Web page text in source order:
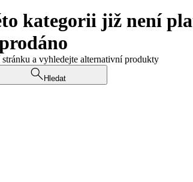
kategorii již není
a vyhledejte alternativní produkty
Hledat